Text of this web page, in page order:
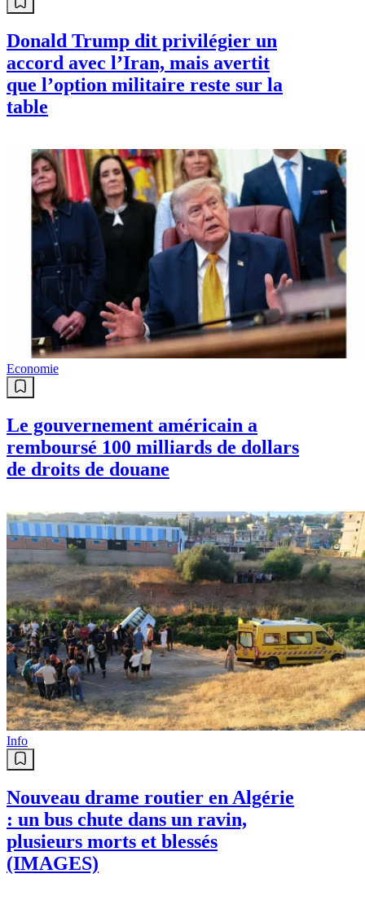
Donald Trump dit privilégier un
accord avec l’Iran, mais avertit
que l’option militaire reste sur la
table
Economie
Le gouvernement américain a
remboursé 100 milliards de dollars
de droits de douane
Info
Nouveau drame routier en Algérie
: un bus chute dans un ravin,
plusieurs morts et blessés
(IMAGES)